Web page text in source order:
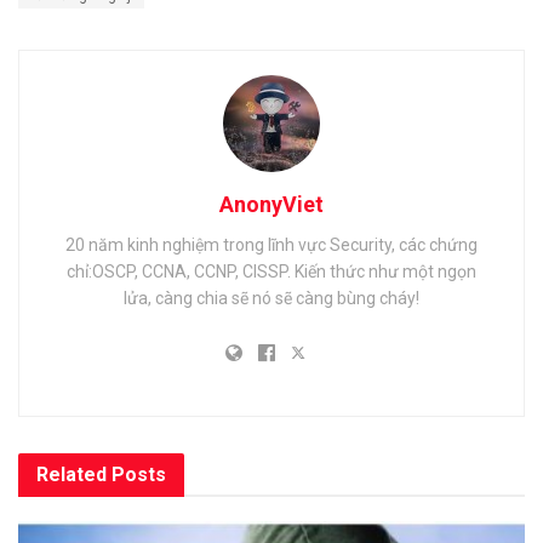
AnonyViet
20 năm kinh nghiệm trong lĩnh vực Security, các chứng
chỉ:OSCP, CCNA, CCNP, CISSP. Kiến thức như một ngọn
lửa, càng chia sẽ nó sẽ càng bùng cháy!
Related Posts